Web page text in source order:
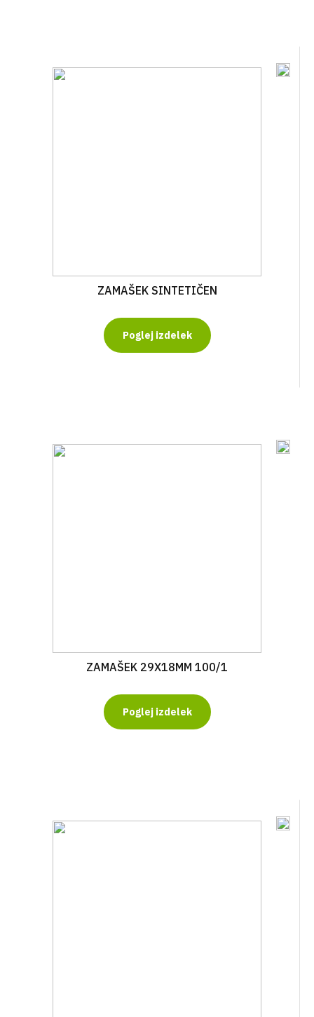
ZAMAŠEK SINTETIČEN
Poglej izdelek
ZAMAŠEK 29X18MM 100/1
Poglej izdelek